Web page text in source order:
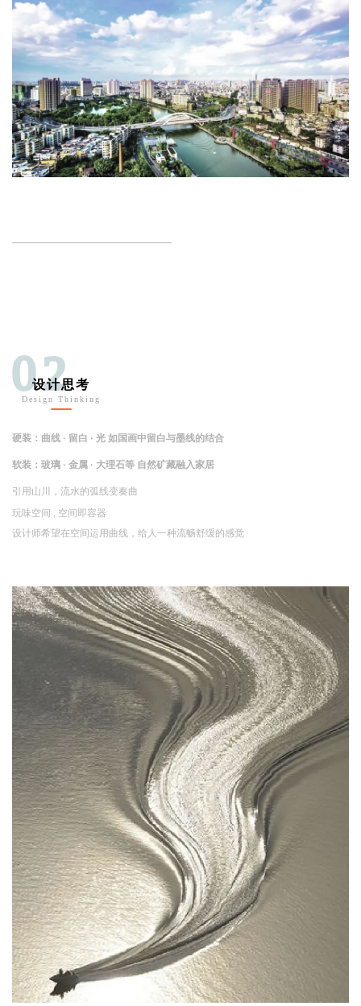
02
设计思考
Design Thinking
硬装：曲线 · 留白 · 光 如国画中留白与墨线的结合
软装：玻璃 · 金属 · 大理石等 自然矿藏融入家居
引用山川，流水的弧线变奏曲
玩味空间 , 空间即容器
设计师希望在空间运用曲线，给人一种流畅舒缓的感觉